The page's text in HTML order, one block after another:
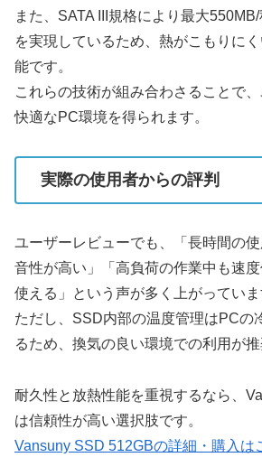
また、SATA III規格により最大
を実現しているため、熱がこもりに
能です。
これらの技術が組み合わさることで
快適なPC環境を得られます。
実際の使用者からの評判
ユーザーレビューでも、「長時間の
音性が高い」「高負荷の作業中も速
使える」という声が多く上がっていま
ただし、SSD内部の温度管理はPCの
るため、換気の良い環境での利用が推
耐久性と放熱性能を重視するなら、
は信頼性が高い選択肢です。
Vansuny SSD 512GBの詳細・購入は